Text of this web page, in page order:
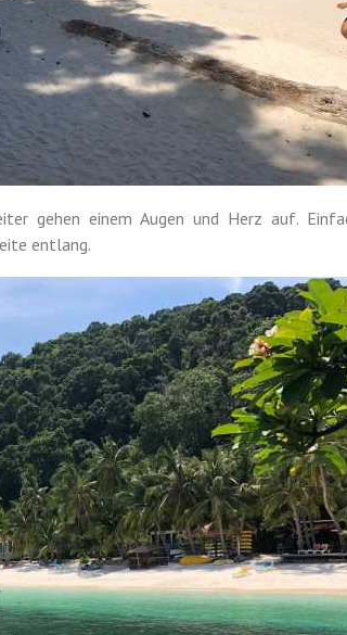
gehen einem Augen und Herz auf.
entlang.